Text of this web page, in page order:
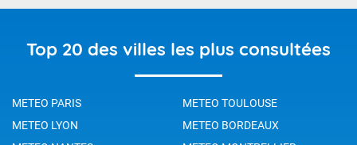
Top 20 des villes les plus consultées
METEO PARIS
METEO TOULOUSE
METEO LYON
METEO BORDEAUX